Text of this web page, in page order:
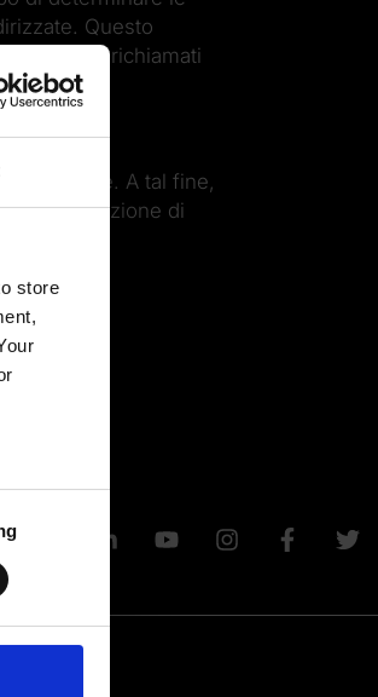
store
Questo
web richiamati
A tal fine,
comunicazione di